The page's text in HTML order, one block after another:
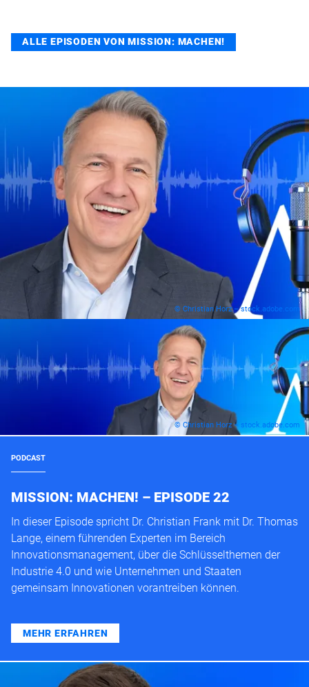
ALLE EPISODEN VON MISSION: MACHEN!
© Christian Horz – stock.adobe.com
© Christian Horz – stock.adobe.com
PODCAST
MISSION: MACHEN! – EPISODE 22
In dieser Episode spricht Dr. Christian Frank mit Dr. Thomas
Lange, einem führenden Experten im Bereich
Innovationsmanagement, über die Schlüsselthemen der
Industrie 4.0 und wie Unternehmen und Staaten
gemeinsam Innovationen vorantreiben können.
MEHR ERFAHREN